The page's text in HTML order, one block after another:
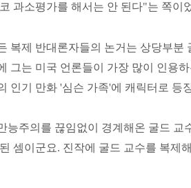
과소평가를 해서는 안 된다"는 쪽이
복제 반대론자들의 논거는 상당부분
그는 미국 언론들이 가장 많이 인용
인기 만화 '심슨 가족'에 캐릭터로 등
능주의를 끊임없이 경계해온 굴드
셈이군요. 진작에 굴드 교수를 복제